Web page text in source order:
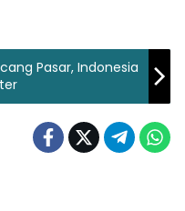
Pasar, Indonesia